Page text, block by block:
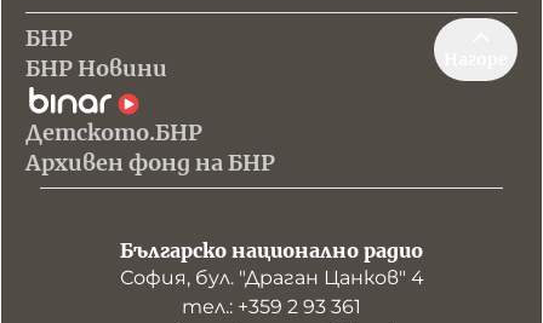
БНР
БНР Новини
Детското.БНР
Архивен фонд на БНР
Българско национално радио
София, бул. "Драган Цанков" 4
тел.: +359 2 93 361